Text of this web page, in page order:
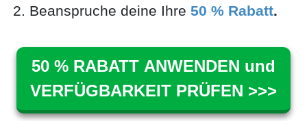
Beanspruche deine Ihre 50 % Rabatt.
50 % RABATT ANWENDEN und
VERFÜGBARKEIT PRÜFEN >>>